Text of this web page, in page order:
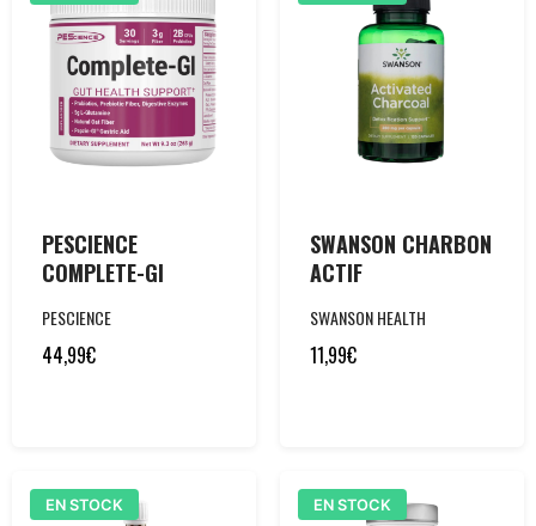
PESCIENCE
COMPLETE-GI
PESCIENCE
44,99€
SWANSON CHARBON
ACTIF
SWANSON HEALTH
11,99€
EN STOCK EN STOCK